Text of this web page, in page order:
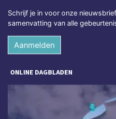
Schrijf je in voor onze
samenvatting van alle
Aanmelden
ONLINE DAGBLADEN